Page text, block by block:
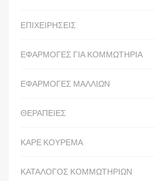
ΕΠΙΧΕΙΡΗΣΕΙΣ
ΕΦΑΡΜΟΓΕΣ ΓΙΑ ΚΟΜΜΩΤΗΡΙΑ
ΕΦΑΡΜΟΓΕΣ ΜΑΛΛΙΩΝ
ΘΕΡΑΠΕΙΕΣ
ΚΑΡΕ ΚΟΥΡΕΜΑ
ΚΑΤΑΛΟΓΟΣ ΚΟΜΜΩΤΗΡΙΩΝ